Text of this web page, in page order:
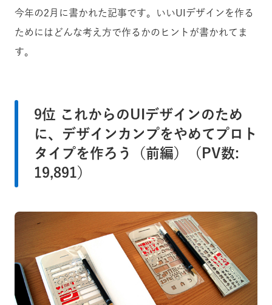
今年の2月に書かれた記事です。いいUIデザインを作る
ためにはどんな考え方で作るかのヒントが書かれてま
す。
9位 これからのUIデザインのため
に、デザインカンプをやめてプロト
タイプを作ろう（前編）（PV数:
19,891）